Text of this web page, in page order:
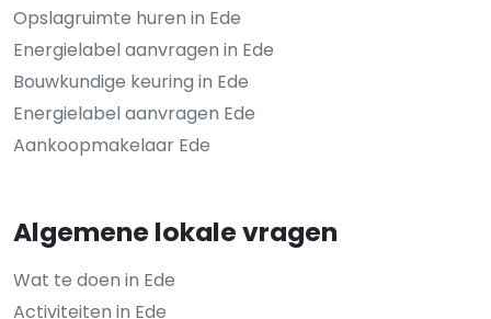
Opslagruimte huren in Ede
Energielabel aanvragen in Ede
Bouwkundige keuring in Ede
Energielabel aanvragen Ede
Aankoopmakelaar Ede
Algemene lokale vragen
Wat te doen in Ede
Activiteiten in Ede